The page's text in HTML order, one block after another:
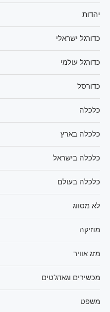
יהדות
כדורגל ישראלי
כדורגל עולמי
כדורסל
כלכלה
כלכלה בארץ
כלכלה בישראל
כלכלה בעולם
לא מסווג
מוזיקה
מזג אוויר
מכשירים וגאדג'טים
משפט